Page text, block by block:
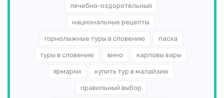
лечебно-оздоротельный
национальные рецепты
горнолыжные туры в словению пасха
туры в словению вино карловы вары
ярмарки купить тур в малайзию
правильный выбор